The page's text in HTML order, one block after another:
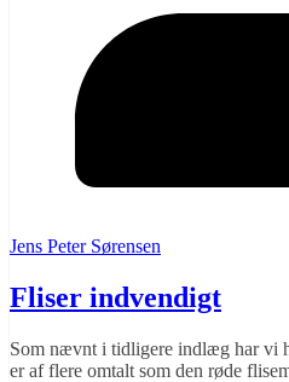
Jens Peter Sørensen
Fliser indvendigt
Som nævnt i tidligere indlæg har vi
er af flere omtalt som den røde